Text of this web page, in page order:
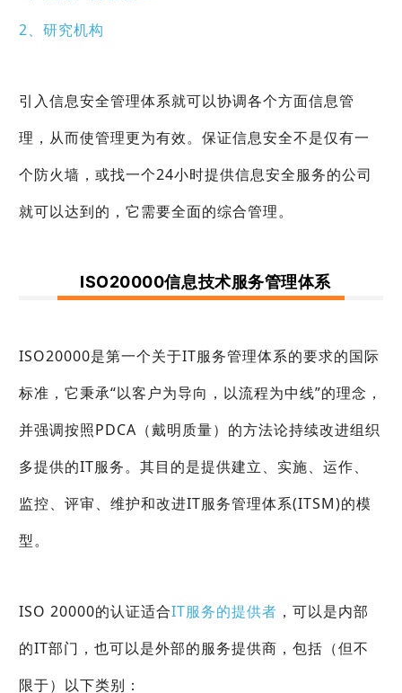
2、研究机构
引入信息安全管理体系就可以协调各个方面信息管
理，从而使管理更为有效。保证信息安全不是仅有一
个防火墙，或找一个24小时提供信息安全服务的公司
就可以达到的，它需要全面的综合管理。
ISO20000信息技术服务管理体系
ISO20000是第一个关于IT服务管理体系的要求的国际
标准，它秉承“以客户为导向，以流程为中线”的理念，
并强调按照PDCA （戴明质量）的方法论持续改进组织
多提供的IT服务。其目的是提供建立、实施、运作、
监控、评审、维护和改进IT服务管理体系(ITSM)的模
型。
ISO 20000的认证适合IT服务的提供者 ，可以是内部
的IT部门，也可以是外部的服务提供商，包括（但不
限于）以下类别：